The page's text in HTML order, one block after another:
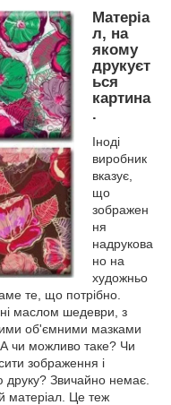
Матеріа
л, на
якому
друкуєт
ься
картина
.
Іноді
виробник
вказує,
що
зображен
ня
надрукова
но на
художньо
те, що потрібно.
маслом шедеври, з
об'ємними мазками
чи можливо таке? Чи
зображення і
Звичайно немає.
матеріал. Це теж